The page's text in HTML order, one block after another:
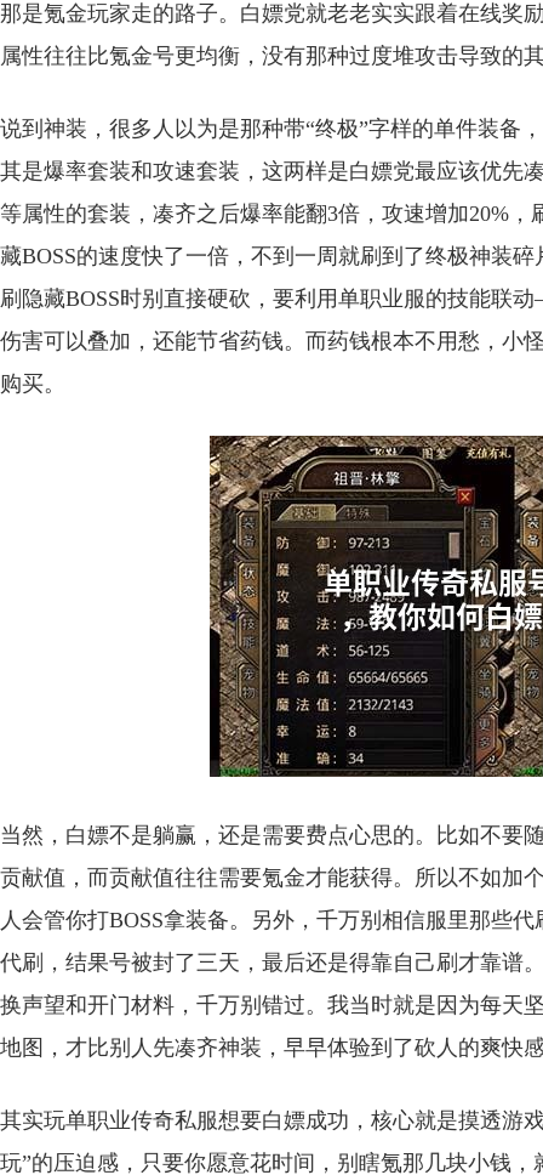
那是氪金玩家走的路子。白嫖党就老老实实跟着在线奖
属性往往比氪金号更均衡，没有那种过度堆攻击导致的
说到神装，很多人以为是那种带“终极”字样的单件装备
其是爆率套装和攻速套装，这两样是白嫖党最应该优先
等属性的套装，凑齐之后爆率能翻3倍，攻速增加20%
藏BOSS的速度快了一倍，不到一周就刷到了终极神装
刷隐藏BOSS时别直接硬砍，要利用单职业服的技能联
伤害可以叠加，还能节省药钱。而药钱根本不用愁，小
购买。
当然，白嫖不是躺赢，还是需要费点心思的。比如不要
贡献值，而贡献值往往需要氪金才能获得。所以不如加
人会管你打BOSS拿装备。另外，千万别相信服里那些
代刷，结果号被封了三天，最后还是得靠自己刷才靠谱
换声望和开门材料，千万别错过。我当时就是因为每天
地图，才比别人先凑齐神装，早早体验到了砍人的爽快
其实玩单职业传奇私服想要白嫖成功，核心就是摸透游
玩”的压迫感，只要你愿意花时间，别瞎氪那几块小钱